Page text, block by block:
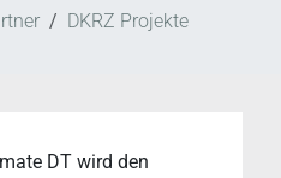
DKRZ Projekte
DT wird den